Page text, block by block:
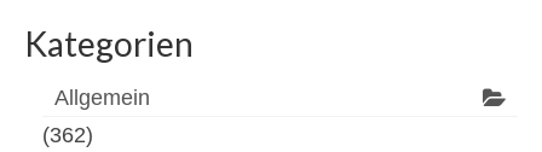
Kategorien
Allgemein
(362)